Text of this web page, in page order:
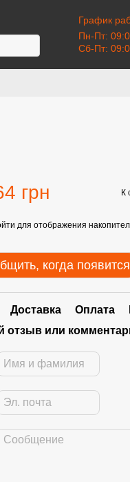
График
Пн-Пт:
Сб-Пт:
грн К
для отображения
когда появится
Доставка Оплата
отзыв или